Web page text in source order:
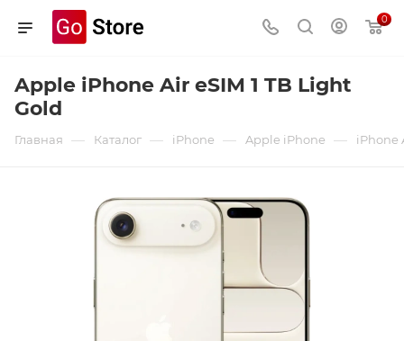
0
Apple iPhone Air eSIM 1 TB Light
Gold
Главная — Каталог — iPhone — Apple iPhone — iPhone